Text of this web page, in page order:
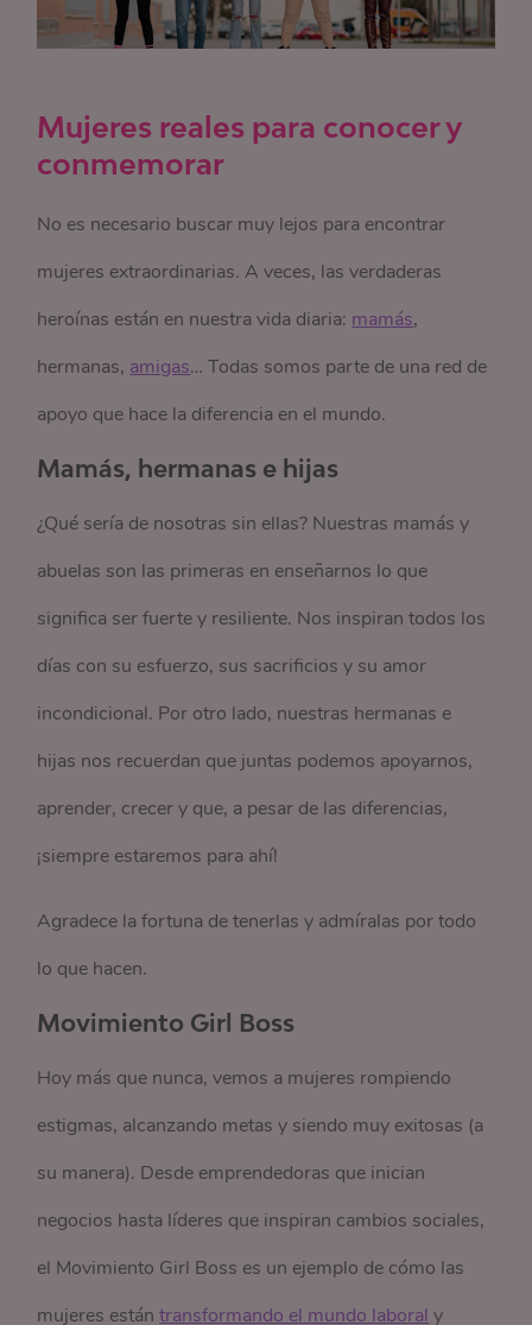
Mujeres reales para conocer y
conmemorar
No es necesario buscar muy lejos para encontrar
mujeres extraordinarias. A veces, las verdaderas
heroínas están en nuestra vida diaria: mamás,
hermanas, amigas… Todas somos parte de una red de
apoyo que hace la diferencia en el mundo.
Mamás, hermanas e hijas
¿Qué sería de nosotras sin ellas? Nuestras mamás y
abuelas son las primeras en enseñarnos lo que
significa ser fuerte y resiliente. Nos inspiran todos los
días con su esfuerzo, sus sacrificios y su amor
incondicional. Por otro lado, nuestras hermanas e
hijas nos recuerdan que juntas podemos apoyarnos,
aprender, crecer y que, a pesar de las diferencias,
¡siempre estaremos para ahí!
Agradece la fortuna de tenerlas y admíralas por todo
lo que hacen.
Movimiento Girl Boss
Hoy más que nunca, vemos a mujeres rompiendo
estigmas, alcanzando metas y siendo muy exitosas (a
su manera). Desde emprendedoras que inician
negocios hasta líderes que inspiran cambios sociales,
el Movimiento Girl Boss es un ejemplo de cómo las
mujeres estántransformando el mundo laboral y